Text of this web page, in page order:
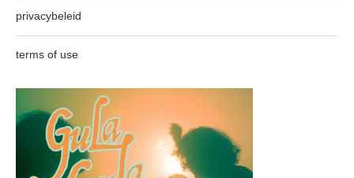
privacybeleid
terms of use